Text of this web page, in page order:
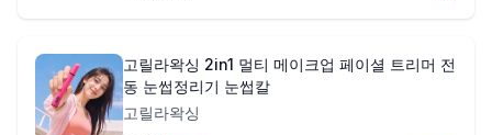
고릴라왁싱 2in1 멀티 메이크업 페이셜 트리머 전
동 눈썹정리기 눈썹칼
고릴라왁싱